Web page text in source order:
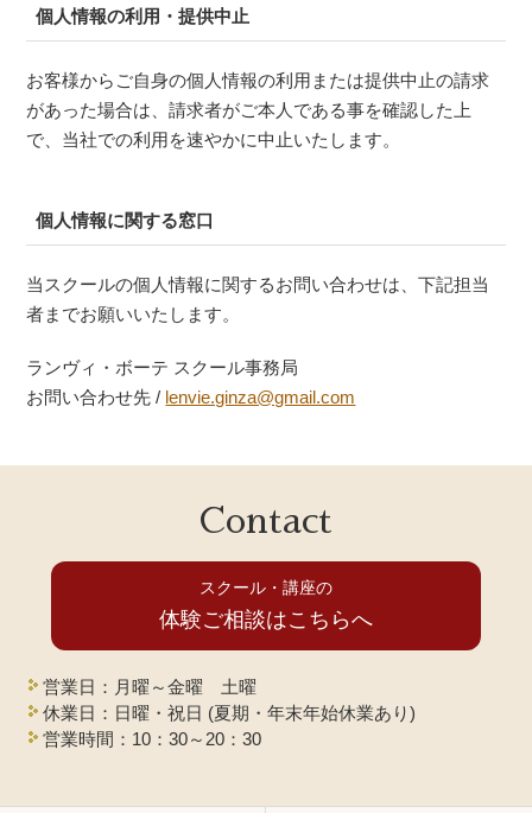
個人情報の利用・提供中止
お客様からご自身の個人情報の利用または提供中止の請求
があった場合は、請求者がご本人である事を確認した上
で、当社での利用を速やかに中止いたします。
個人情報に関する窓口
当スクールの個人情報に関するお問い合わせは、下記担当
者までお願いいたします。
ランヴィ・ボーテ スクール事務局
お問い合わせ先 / lenvie.ginza@gmail.com
Contact
スクール・講座の
体験ご相談はこちらへ
営業日：月曜～金曜 土曜
休業日：日曜・祝日 (夏期・年末年始休業あり)
営業時間：10：30～20：30